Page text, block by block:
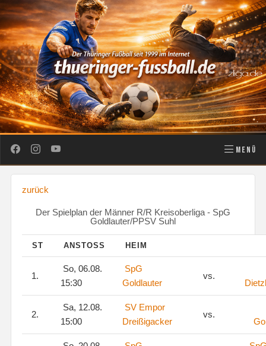
MENÜ
zurück
Der Spielplan der Männer R/R Kreisoberliga - SpG
Goldlauter/PPSV Suhl
ST ANSTOSS HEIM
1.
So, 06.08.
15:30
SpG
Goldlauter
vs.
2.
Sa, 12.08.
15:00
SV Empor
Dreißigacker
vs.